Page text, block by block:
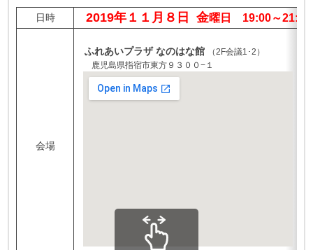
日時 2019年１１月８日 金曜日 19:00～
会場
ふれあいプラザ なのはな館
（2F会議1･2）
鹿児島県指宿市東方９３００−１